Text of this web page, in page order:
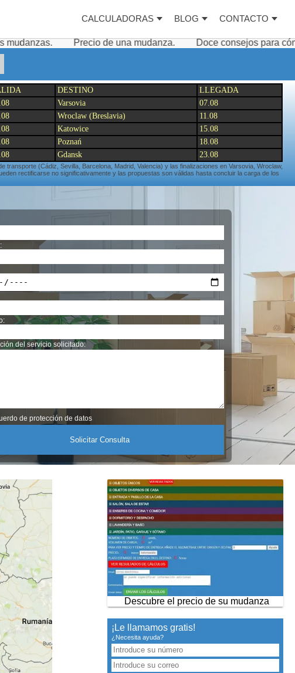
CALCULADORAS BLOG CONTACTO
Precio de una mudanza. Doce consejos para cómo embalar y
DESTINO
LLEGADA
Varsovia
07.08
Wroclaw (Breslavia)
11.08
Katowice
15.08
Poznań
18.08
Gdansk 23.08
transporte (Cádiz, Sevilla, Barcelona, Madrid, Valencia) y las finalizaciones en Varsovia, Wroclaw,
rectificarse no significativamente y las propuestas son válidas hasta concluir la carga de los
del servicio solicitado:
de protección de datos
Descubre el precio de su mudanza
¡Le llamamos gratis!
¿Necesita ayuda?